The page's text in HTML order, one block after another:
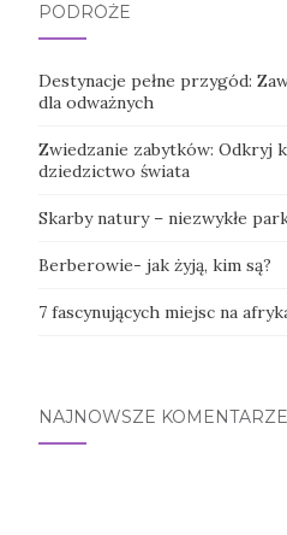
PODRÓŻE
Destynacje pełne przygód:
dla odważnych
Zwiedzanie zabytków: Odkryj
dziedzictwo świata
Skarby natury – niezwykłe
Berberowie- jak żyją, kim są?
7 fascynujących miejsc na
NAJNOWSZE KOMENTARZE